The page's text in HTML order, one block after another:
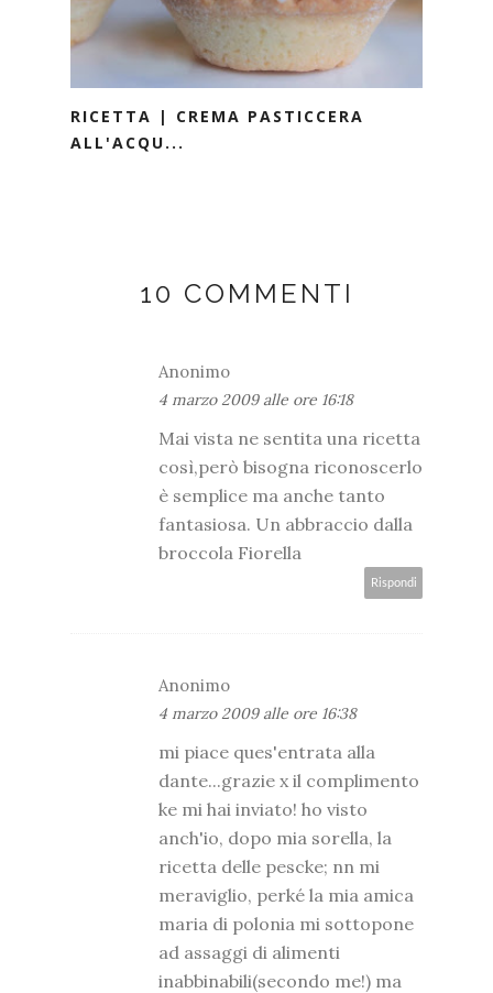
RICETTA | CREMA PASTICCERA
ALL'ACQU...
10 COMMENTI
Anonimo
4 marzo 2009 alle ore 16:18
Mai vista ne sentita una ricetta
così,però bisogna riconoscerlo
è semplice ma anche tanto
fantasiosa. Un abbraccio dalla
broccola Fiorella
Rispondi
Anonimo
4 marzo 2009 alle ore 16:38
mi piace ques'entrata alla
dante...grazie x il complimento
ke mi hai inviato! ho visto
anch'io, dopo mia sorella, la
ricetta delle pescke; nn mi
meraviglio, perké la mia amica
maria di polonia mi sottopone
ad assaggi di alimenti
inabbinabili(secondo me!) ma